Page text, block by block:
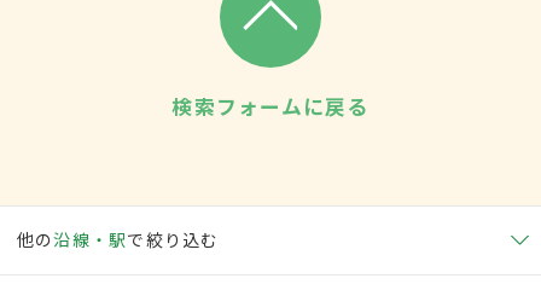
検索フォームに戻る
他の沿線・駅で絞り込む